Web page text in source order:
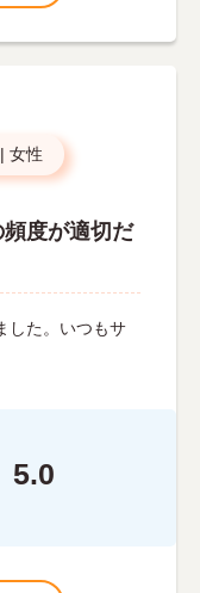
| 女性
度が適切だ
した。いつもサ
5.0